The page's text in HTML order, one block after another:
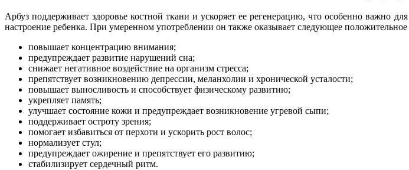
Арбуз поддерживает здоровье костной ткани и ускоряет ее регенерацию, что особенно важно
настроение ребенка. При умеренном употреблении он также оказывает следующее положительное
повышает концентрацию внимания;
предупреждает развитие нарушений сна;
снижает негативное воздействие на организм стресса;
препятствует возникновению депрессии, меланхолии и хронической усталости;
повышает выносливость и способствует физическому развитию;
укрепляет память;
улучшает состояние кожи и предупреждает возникновение угревой сыпи;
поддерживает остроту зрения;
помогает избавиться от перхоти и ускорить рост волос;
нормализует стул;
предупреждает ожирение и препятствует его развитию;
стабилизирует сердечный ритм.